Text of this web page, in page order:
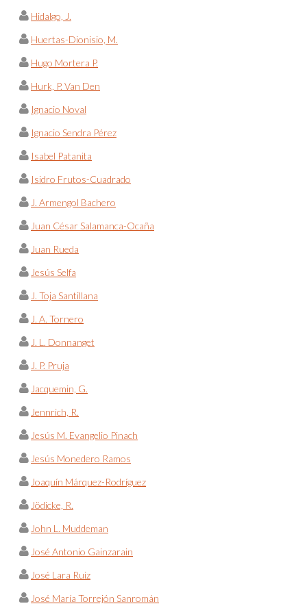
Hidalgo, J.
Huertas-Dionisio, M.
Hugo Mortera P.
Hurk, P. Van Den
Ignacio Noval
Ignacio Sendra Pérez
Isabel Patanita
Isidro Frutos-Cuadrado
J. Armengol Bachero
Juan César Salamanca-Ocaña
Juan Rueda
Jesús Selfa
J. Toja Santillana
J. A. Tornero
J. L. Donnanget
J. P. Pruja
Jacquemin, G.
Jennrich, R.
Jesús M. Evangelio Pinach
Jesús Monedero Ramos
Joaquín Márquez-Rodríguez
Jödicke, R.
John L. Muddeman
José Antonio Gainzarain
José Lara Ruiz
José María Torrejón Sanromán